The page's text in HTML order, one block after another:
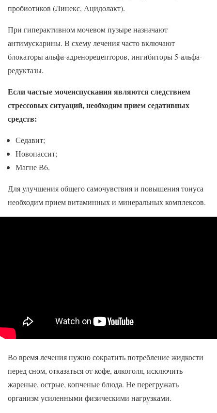
пробиотиков (Линекс, Ацидолакт).
При гиперактивном мочевом пузыре назначают
антимускарины. В схему лечения часто включают
блокаторы альфа-адренорецепторов, ингибиторы 5-альфа-
редуктазы.
Если частые мочеиспускания являются следствием
стрессовых ситуаций, необходим прием седативных
средств:
Седавит;
Новопассит;
Магне В6.
Для улучшения общего самочувствия и повышения тонуса
необходим прием витаминных и минеральных комплексов.
Во время лечения нужно сократить потребление жидкости
перед сном, отказаться от кофе, алкоголя, исключить
жареные, острые, копченые блюда. Не перегружать
организм усиленными физическими нагрузками.